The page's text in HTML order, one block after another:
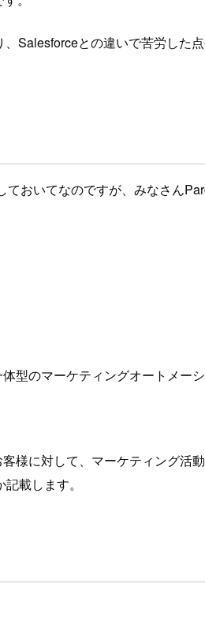
Salesforceとの違いで苦労し
おいてなのですが、みなさん
型のマーケティングオートメーシ
様に対して、マーケティング
載します。